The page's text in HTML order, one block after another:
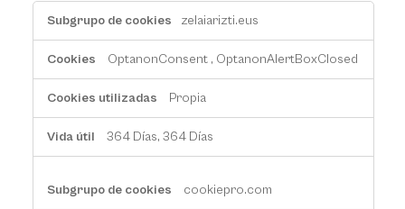
Cookies
estrictamente
necesarias
zelaiarizti.eus
OptanonConsent , OptanonAlertBoxClosed
Propia
364 Días, 364 Días
cookiepro.com